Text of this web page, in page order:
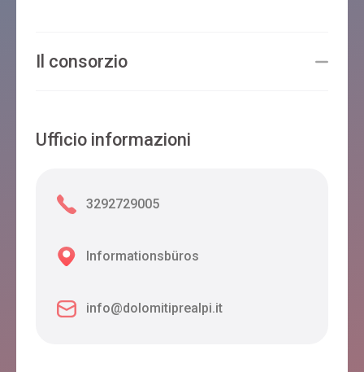
Il consorzio
Ufficio informazioni
3292729005
Informationsbüros
info@dolomitiprealpi.it